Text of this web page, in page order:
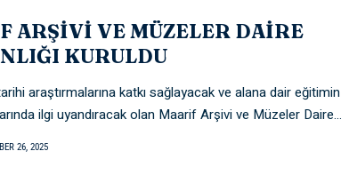
ARŞİVİ VE MÜZELER DAİRE
KURULDU
araştırmalarına katkı sağlayacak ve alana dair eğitimin
ilgi uyandıracak olan Maarif Arşivi ve Müzeler Daire…
26, 2025